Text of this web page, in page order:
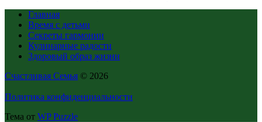
Главная
Время с детьми
Секреты гармонии
Кулинарные радости
Здоровый образ жизни
Счастливая Семья © 2026
Политика конфиденциальности
Тема от WP Puzzle